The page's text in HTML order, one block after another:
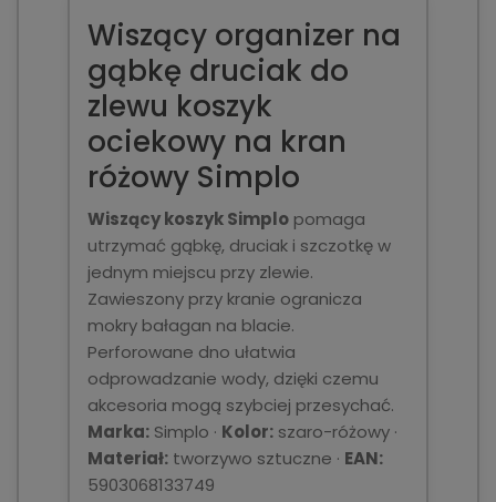
Wiszący organizer na
gąbkę druciak do
zlewu koszyk
ociekowy na kran
różowy Simplo
Wiszący koszyk Simplo pomaga
utrzymać gąbkę, druciak i szczotkę w
jednym miejscu przy zlewie.
Zawieszony przy kranie ogranicza
mokry bałagan na blacie.
Perforowane dno ułatwia
odprowadzanie wody, dzięki czemu
akcesoria mogą szybciej przesychać.
Marka: Simplo · Kolor: szaro-różowy ·
Materiał: tworzywo sztuczne · EAN:
5903068133749